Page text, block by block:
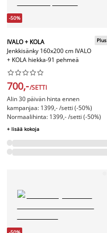
-50%
IVALO + KOLA
Jenkkisänky 160x200 cm IVALO
+ KOLA hiekka-91 pehmeä
Plus






700,-/SETTI
Alin 30 päivän hinta ennen
kampanjaa: 1399,- /setti (-50%)
Normaalihinta: 1399,- /setti (-50%)
+ lisää kokoja